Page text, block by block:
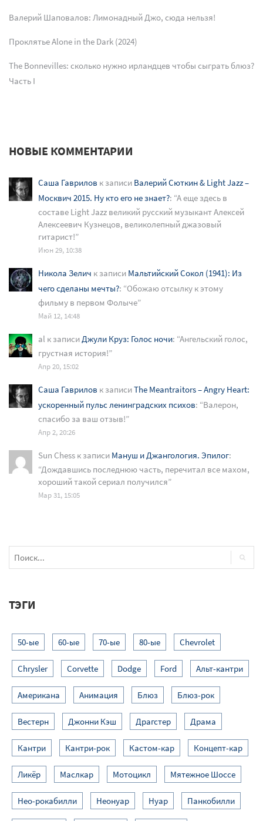
Валерий Шаповалов: Лимонадный Джо, сюда нельзя!
Проклятье Alone in the Dark (2024)
The Bonnevilles: сколько нужно ирландцев чтобы сыграть блюз?
Часть I
НОВЫЕ КОММЕНТАРИИ
Саша Гаврилов к записи Валерий Сюткин & Light Jazz –
Москвич 2015. Ну кто его не знает?: “А еще здесь в
составе Light Jazz великий русский музыкант Алексей
Алексеевич Кузнецов, великолепный джазовый
гитарист!”
Июн 29, 10:38
Никола Зелич к записи Мальтийский Сокол (1941): Из
чего сделаны мечты?: “Обожаю отсылку к этому
фильму в первом Фолыче”
Май 12, 14:48
al к записиДжули Круз: Голос ночи: “Ангельский голос,
грустная история!”
Апр 20, 15:02
Саша Гаврилов к записиThe Meantraitors – Angry Heart:
ускоренный пульс ленинградских психов: “Валерон,
спасибо за ваш отзыв!”
Апр 2, 20:26
Sun Chess к записи Мануш и Джангология. Эпилог:
“Дождавшись последнюю часть, перечитал все махом,
хороший такой сериал получился”
Мар 31, 15:05
ТЭГИ
50-ые 60-ые 70-ые 80-ые Chevrolet
Chrysler Corvette Dodge Ford Альт-кантри
Американа Анимация Блюз Блюз-рок
Вестерн Джонни Кэш Драгстер Драма
Кантри Кантри-рок Кастом-кар Концепт-кар
Ликёр Маслкар Мотоцикл Мятежное Шоссе
Нео-рокабилли Неонуар Нуар Панкобилли